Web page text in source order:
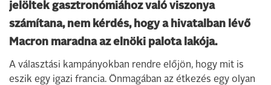
jelöltek gasztronómiához való viszonya
számítana, nem kérdés, hogy a hivatalban lévő
Macron maradna az elnöki palota lakója.
A választási kampányokban rendre előjön, hogy mit is
eszik egy igazi francia. Önmagában az étkezés egy olyan